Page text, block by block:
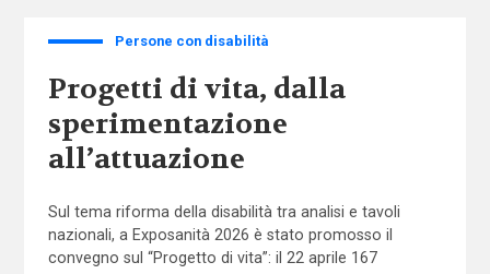
Persone con disabilità
Progetti di vita, dalla
sperimentazione
all’attuazione
Sul tema riforma della disabilità tra analisi e tavoli
nazionali, a Exposanità 2026 è stato promosso il
convegno sul “Progetto di vita”: il 22 aprile 167